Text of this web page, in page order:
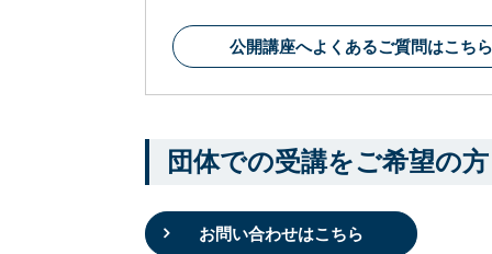
公開講座へよくあるご質問はこちら
団体での受講をご希望の方
お問い合わせはこちら